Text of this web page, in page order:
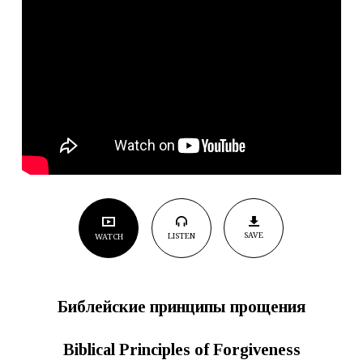
WATCH LISTEN SAVE
Библейские принципы прощения
Biblical Principles of Forgiveness